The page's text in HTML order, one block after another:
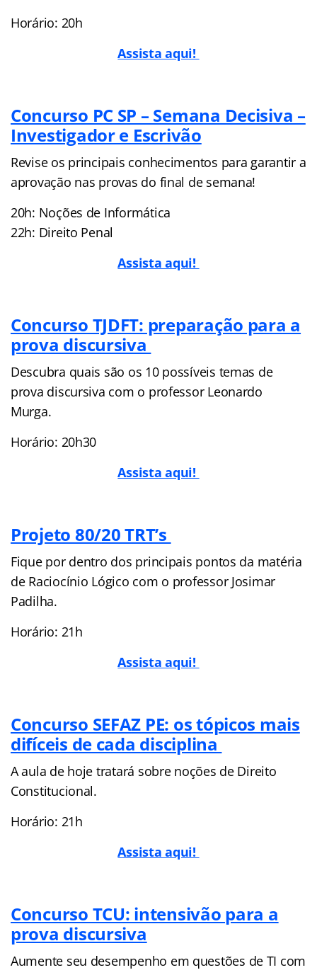
Horário: 20h
Assista aqui!
Concurso PC SP – Semana Decisiva –
Investigador e Escrivão
Revise os principais conhecimentos para garantir a
aprovação nas provas do final de semana!
20h: Noções de Informática
22h: Direito Penal
Assista aqui!
Concurso TJDFT: preparação para a
prova discursiva
Descubra quais são os 10 possíveis temas de
prova discursiva com o professor Leonardo
Murga.
Horário: 20h30
Assista aqui!
Projeto 80/20 TRT’s
Fique por dentro dos principais pontos da matéria
de Raciocínio Lógico com o professor Josimar
Padilha.
Horário: 21h
Assista aqui!
Concurso SEFAZ PE: os tópicos mais
difíceis de cada disciplina
A aula de hoje tratará sobre noções de Direito
Constitucional.
Horário: 21h
Assista aqui!
Concurso TCU: intensivão para a
prova discursiva
Aumente seu desempenho em questões de TI com